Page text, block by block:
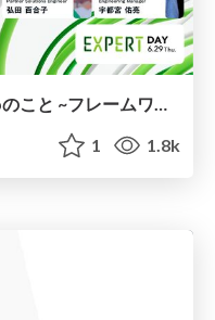
2023年、知っておきたいWebのこと ~フレームワーク・Web UI~ / web-frameworks-and-web-ui-in-2023
1 1.8k